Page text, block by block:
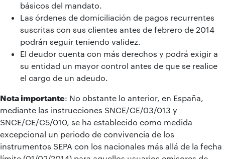
básicos del mandato.
Las órdenes de domiciliación de pagos recurrentes
suscritas con sus clientes antes de febrero de 2014
podrán seguir teniendo validez.
El deudor cuenta con más derechos y podrá exigir a
su entidad un mayor control antes de que se realice
el cargo de un adeudo.
Nota importante: No obstante lo anterior, en España,
mediante las instrucciones SNCE/CE/03/013 y
SNCE/CE/C5/010, se ha establecido como medida
excepcional un periodo de convivencia de los
instrumentos SEPA con los nacionales más allá de la fecha